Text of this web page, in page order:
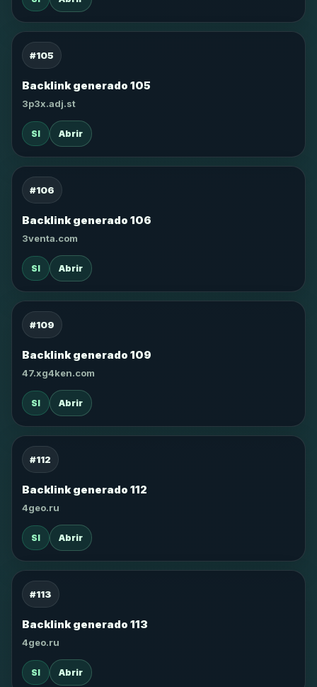
#105
Backlink generado 105
3p3x.adj.st
SI Abrir
#106
Backlink generado 106
3venta.com
SI Abrir
#109
Backlink generado 109
47.xg4ken.com
SI Abrir
#112
Backlink generado 112
4geo.ru
SI Abrir
#113
Backlink generado 113
4geo.ru
SI Abrir